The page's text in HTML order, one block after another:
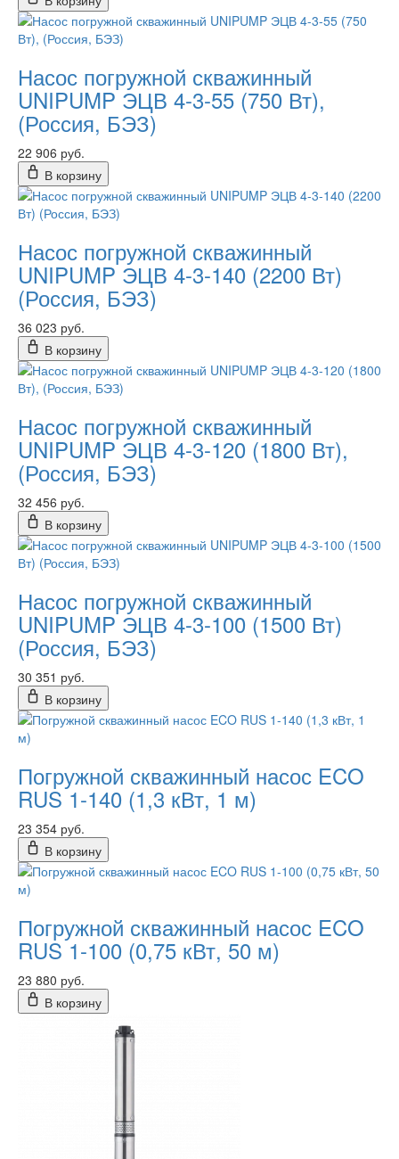
Насос погружной скважинный
UNIPUMP ЭЦВ 4-3-55 (750 Вт),
(Россия, БЭЗ)
22 906 руб.
В корзину
Насос погружной скважинный
UNIPUMP ЭЦВ 4-3-140 (2200 Вт)
(Россия, БЭЗ)
36 023 руб.
В корзину
Насос погружной скважинный
UNIPUMP ЭЦВ 4-3-120 (1800 Вт),
(Россия, БЭЗ)
32 456 руб.
В корзину
Насос погружной скважинный
UNIPUMP ЭЦВ 4-3-100 (1500 Вт)
(Россия, БЭЗ)
30 351 руб.
В корзину
Погружной скважинный насос ECO
RUS 1-140 (1,3 кВт, 1 м)
23 354 руб.
В корзину
Погружной скважинный насос ECO
RUS 1-100 (0,75 кВт, 50 м)
23 880 руб.
В корзину